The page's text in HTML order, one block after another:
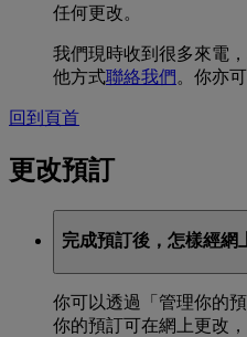
任何更改。
我們現時收到很多來電
他方式聯絡我們 。你亦
回到頁首
更改預訂
完成預訂後，怎樣經網
你可以透過「管理你的
你的預訂可在網上更改